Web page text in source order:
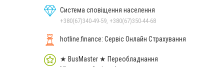
Система сповіщення населення
+380(67)340-49-59, +380(67)350-44-68
hotline.finance: Сервіс Онлайн Страхування
★ BusMaster ★ Переобладнання